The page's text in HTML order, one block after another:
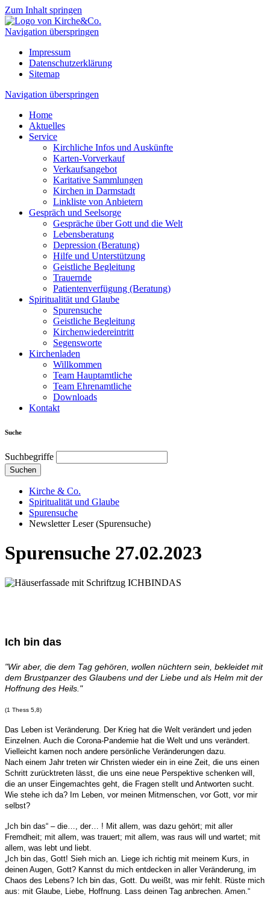
Zum Inhalt springen
Navigation überspringen
Impressum
Datenschutzerklärung
Sitemap
Navigation überspringen
Home
Aktuelles
Service
Kirchliche Infos und Auskünfte
Karten-Vorverkauf
Verkaufsangebot
Karitative Sammlungen
Kirchen in Darmstadt
Linkliste von Anbietern
Gespräch und Seelsorge
Gespräche über Gott und die Welt
Lebensberatung
Depression (Beratung)
Hilfe und Unterstützung
Geistliche Begleitung
Trauernde
Patientenverfügung (Beratung)
Spiritualität und Glaube
Spurensuche
Geistliche Begleitung
Kirchenwiedereintritt
Segensworte
Kirchenladen
Willkommen
Team Hauptamtliche
Team Ehrenamtliche
Downloads
Kontakt
Suche
Suchbegriffe
Suchen
Kirche & Co.
Spiritualität und Glaube
Spurensuche
Newsletter Leser (Spurensuche)
Spurensuche 27.02.2023
Ich bin das
"Wir aber, die dem Tag gehören, wollen nüchtern sein, bekleidet mit
dem Brustpanzer des Glaubens und der Liebe und als Helm mit der
Hoffnung des Heils."
(1 Thess 5,8)
Das Leben ist Veränderung. Der Krieg hat die Welt verändert und jeden
Einzelnen. Auch die Corona-Pandemie hat die Welt und uns verändert.
Vielleicht kamen noch andere persönliche Veränderungen dazu.
Nach einem Jahr treten wir Christen wieder ein in eine Zeit, die uns einen
Schritt zurücktreten lässt, die uns eine neue Perspektive schenken will,
die an unser Eingemachtes geht, die Fragen stellt und Antworten sucht.
Wie stehe ich da? Im Leben, vor meinen Mitmenschen, vor Gott, vor mir
selbst?
„Ich bin das“ – die…, der… ! Mit allem, was dazu gehört; mit aller
Fremdheit; mit allem, was trauert; mit allem, was raus will und wartet; mit
allem, was lebt und liebt.
„Ich bin das, Gott! Sieh mich an. Liege ich richtig mit meinem Kurs, in
deinen Augen, Gott? Kannst du mich entdecken in aller Veränderung, im
Chaos des Lebens? Ich bin das, Gott. Du weißt, was mir fehlt. Rüste mich
aus: mit Glaube, Liebe, Hoffnung. Lass deinen Tag anbrechen. Amen.“